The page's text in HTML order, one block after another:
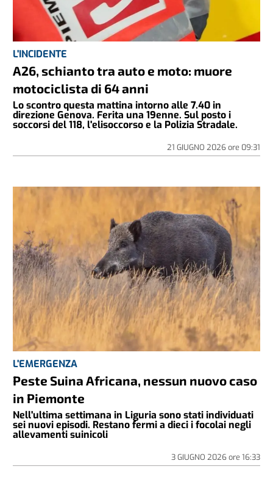
L'INCIDENTE
A26, schianto tra auto e moto: muore
motociclista di 64 anni
Lo scontro questa mattina intorno alle 7.40 in
direzione Genova. Ferita una 19enne. Sul posto i
soccorsi del 118, l'elisoccorso e la Polizia Stradale.
21 GIUGNO 2026ore 09:31
L'EMERGENZA
Peste Suina Africana, nessun nuovo caso
in Piemonte
Nell'ultima settimana in Liguria sono stati individuati
sei nuovi episodi. Restano fermi a dieci i focolai negli
allevamenti suinicoli
3 GIUGNO 2026ore 16:33